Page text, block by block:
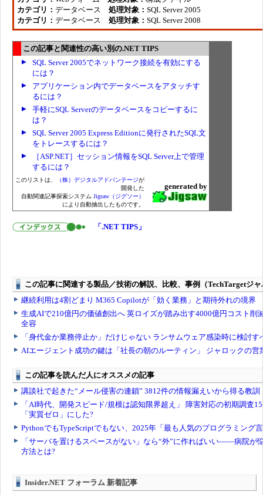
カテゴリ： データベース 処理対象： SQL Server 2005
カテゴリ： データベース 処理対象： SQL Server 2008
この記事と関連性の高い別の.NET TIPS
SQL Server 2005でネットワーク接続を有効にする
には？
アプリケーション内でデータベースをアタッチす
るには？
手軽にSQL Serverのデータベースをコピーするに
は？
SQL Server 2005 Express Editionに発行されたSQL文
をトレースするには？
［ASP.NET］セッション情報をSQL Server上で管理
するには？
このリストは、 （株）デジタルアドバンテージが
開発した
自動関連記事探索システム Jigsaw（ジグソー）
により自動抽出したものです。
generated by
「.NET TIPS」
Insider.NET フォーラム 新着記事